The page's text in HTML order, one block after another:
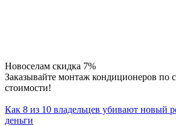
Новоселам скидка 7%
Заказывайте монтаж кондиционеров по
стоимости!
Как 8 из 10 владельцев убивают новый
деньги